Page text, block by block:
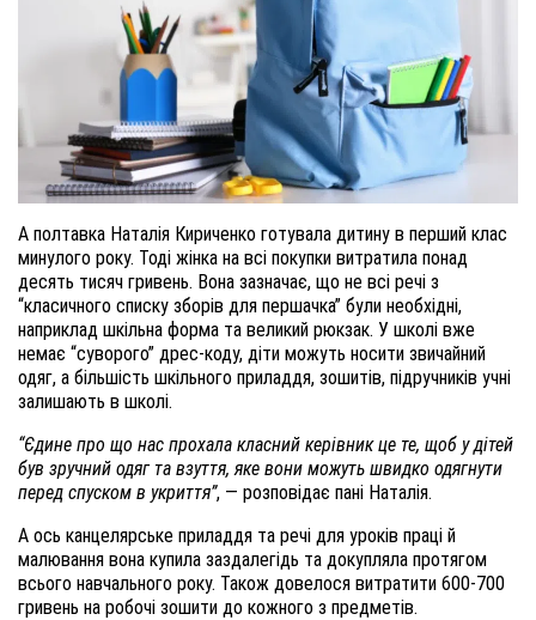
А полтавка Наталія Кириченко готувала дитину в перший клас
минулого року. Тоді жінка на всі покупки витратила понад
десять тисяч гривень. Вона зазначає, що не всі речі з
“класичного списку зборів для першачка” були необхідні,
наприклад шкільна форма та великий рюкзак. У школі вже
немає “суворого” дрес-коду, діти можуть носити звичайний
одяг, а більшість шкільного приладдя, зошитів, підручників учні
залишають в школі.
“Єдине про що нас прохала класний керівник це те, щоб у дітей
був зручний одяг та взуття, яке вони можуть швидко одягнути
перед спуском в укриття”, — розповідає пані Наталія.
А ось канцелярське приладдя та речі для уроків праці й
малювання вона купила заздалегідь та докупляла протягом
всього навчального року. Також довелося витратити 600-700
гривень на робочі зошити до кожного з предметів.